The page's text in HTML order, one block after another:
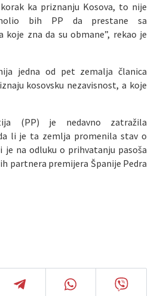
ka priznanju Kosova, to nije
bih PP da prestane sa
koje zna da su obmane”, rekao je
jedna od pet zemalja članica
kosovsku nezavisnost, a koje
(PP) je nedavno zatražila
li je ta zemlja promenila stav o
je na odluku o prihvatanju pasoša
partnera premijera Španije Pedra